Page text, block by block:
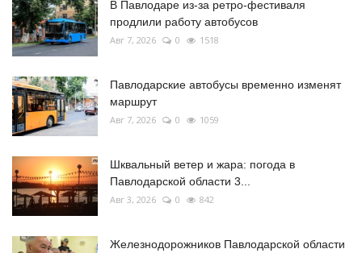
В Павлодаре из-за ретро-фестиваля
продлили работу автобусов
Авг 7, 2026 0 1518
Павлодарские автобусы временно изменят
маршрут
Авг 7, 2026 0 1059
Шквальный ветер и жара: погода в
Павлодарской области 3...
Авг 3, 2026 0 842
Железнодорожников Павлодарской области